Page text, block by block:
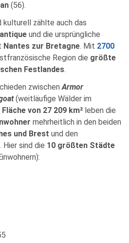
(56).
kulturell zählte auch das
und die ursprüngliche
Nantes zur Bretagne. Mit 2700
Region die größte
Festlandes.
zwischenArmor
(weitläufige Wälder im
Fläche von 27 209 km² leben die
mehrheitlich in den beiden
und Brest und den
Hier sind die 10 größten Städte